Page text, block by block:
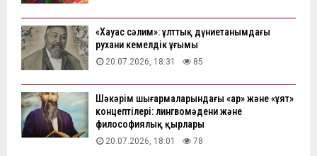
«Хауас сәлим»: ұлттық дүниетанымдағы
рухани кемелдік ұғымы
20.07.2026, 18:31 85
Шәкәрім шығармаларындағы «ар» және «ұят»
концептілері: лингвомәдени және
философиялық қырлары
20.07.2026, 18:01 78